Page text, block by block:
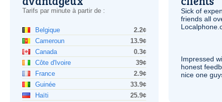
Tarifs par minute à partir de :
Belgique
2.2¢
Cameroun
13.9¢
Canada
0.3¢
Côte d'Ivoire
39¢
France
2.9¢
Guinée
33.9¢
Haïti
25.9¢
Sick of
friends all
Impressed
honest
nice one